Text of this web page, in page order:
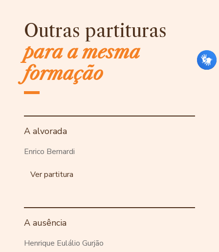
Outras partituras
para a mesma
formação
A alvorada
Enrico Bernardi
Ver partitura
A ausência
Henrique Eulálio Gurjão